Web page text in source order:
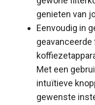
genieten van
Eenvoudig in
Met een
intuïtieve
gewenste